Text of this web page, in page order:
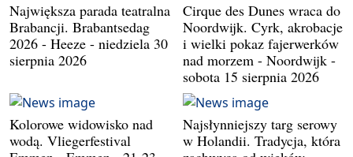
Największa parada teatralna
Brabancji. Brabantsedag
2026 - Heeze - niedziela 30
sierpnia 2026
Cirque des Dunes wraca do
Noordwijk. Cyrk, akrobacje
i wielki pokaz fajerwerków
nad morzem - Noordwijk -
sobota 15 sierpnia 2026
Kolorowe widowisko nad
wodą. Vliegerfestival
Najsłynniejszy targ serowy
w Holandii. Tradycja, która